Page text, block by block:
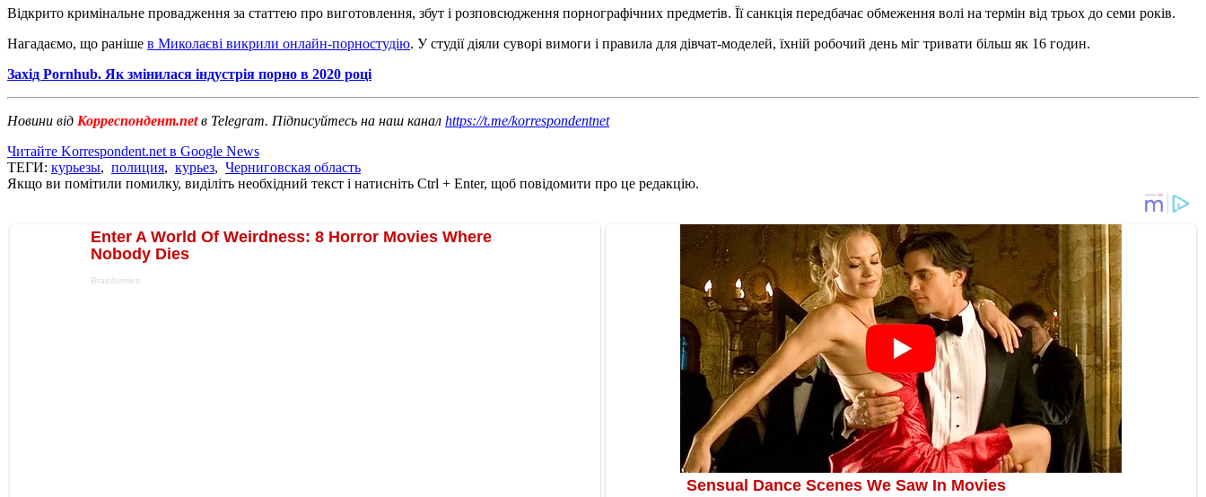
Відкрито кримінальне провадження за статтею про виготовлення, збут і розповсюдження порнографічних предметів. Її санкція передбачає обмеження волі на термін від трьох до семи років.
Нагадаємо, що раніше в Миколаєві викрили онлайн-порностудію. У студії діяли суворі вимоги і правила для дівчат-моделей, їхній робочий день міг тривати більш як 16 годин.
Захід Pornhub. Як змінилася індустрія порно в 2020 році
Новини від Корреспондент.netв Telegram. Підписуйтесь на наш канал https://t.me/korrespondentnet
Читайте Korrespondent.net в Google News
ТЕГИ: курьезы, полиция, курьез, Черниговская область
Якщо ви помітили помилку, виділіть необхідний текст і натисніть Ctrl + Enter, щоб повідомити про це редакцію.